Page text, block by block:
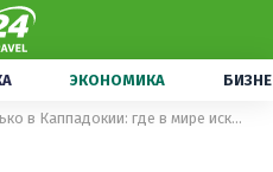
ЭКОНОМИКА
Не только в Каппадокии: где в мире искать самые живописные полеты на воздушном шаре